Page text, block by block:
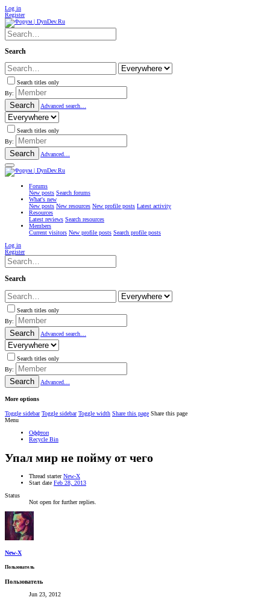
Log in
Register
Search
Search titles only
By:
Search Advanced search…
Search titles only
By:
Search Advanced…
Forums
New posts Search forums
What's new
New posts New resources New profile posts Latest activity
Resources
Latest reviews Search resources
Members
Current visitors New profile posts Search profile posts
Log in
Register
Search
Search titles only
By:
Search Advanced search…
Search titles only
By:
Search Advanced…
More options
Toggle sidebar Toggle sidebar Toggle width Share this page Share this page
Menu
Оффтоп
Recycle Bin
Упал мир не пойму от чего
Thread starter New-X
Start date Feb 28, 2013
Status
Not open for further replies.
New-X
Пользователь
Пользователь
Jun 23, 2012